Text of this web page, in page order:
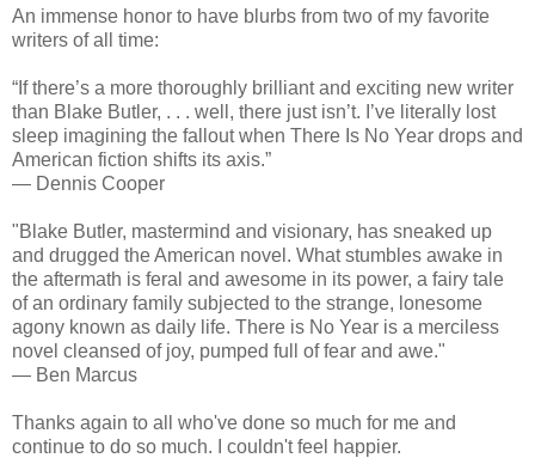
An immense honor to have blurbs from two of my favorite
writers of all time:
“If there’s a more thoroughly brilliant and exciting new writer
than Blake Butler, . . . well, there just isn’t. I’ve literally lost
sleep imagining the fallout when There Is No Year drops and
American fiction shifts its axis.”
— Dennis Cooper
"Blake Butler, mastermind and visionary, has sneaked up
and drugged the American novel. What stumbles awake in
the aftermath is feral and awesome in its power, a fairy tale
of an ordinary family subjected to the strange, lonesome
agony known as daily life. There is No Year is a merciless
novel cleansed of joy, pumped full of fear and awe."
— Ben Marcus
Thanks again to all who've done so much for me and
continue to do so much. I couldn't feel happier.